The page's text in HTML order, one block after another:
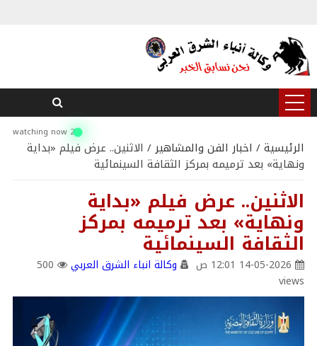
2 watching now
الرئيسية/ اخبار الفن والمشاهير/ الاثنين.. عرض فيلم «بداية
ونهاية» بعد ترميمه بمركز الثقافة السينمائية
الاثنين.. عرض فيلم «بداية
ونهاية» بعد ترميمه بمركز
الثقافة السينمائية
14-05-2026 12:01 ص وكالة انباء الشرق العربي
500
views